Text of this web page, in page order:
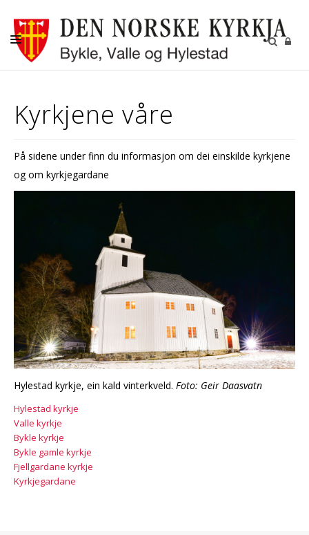
KYRKJER
Kyrkjene våre
På sidene under finn du informasjon om dei einskilde kyrkjene
og om kyrkjegardane
Hylestad kyrkje, ein kald vinterkveld. Foto: Geir Daasvatn
Hylestad kyrkje
Valle kyrkje
Bykle kyrkje
Bykle gamle kyrkje
Fjellgardane kyrkje
Kyrkjegardane